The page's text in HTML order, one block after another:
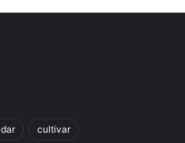
cultivar